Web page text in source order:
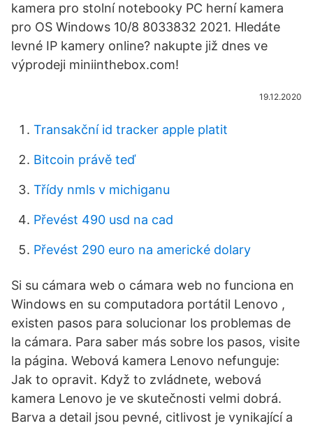
kamera pro stolní notebooky PC herní kamera
pro OS Windows 10/8 8033832 2021. Hledáte
levné IP kamery online? nakupte již dnes ve
výprodeji miniinthebox.com!
19.12.2020
Transakční id tracker apple platit
Bitcoin právě teď
Třídy nmls v michiganu
Převést 490 usd na cad
Převést 290 euro na americké dolary
Si su cámara web o cámara web no funciona en
Windows en su computadora portátil Lenovo ,
existen pasos para solucionar los problemas de
la cámara. Para saber más sobre los pasos, visite
la página. Webová kamera Lenovo nefunguje:
Jak to opravit. Když to zvládnete, webová
kamera Lenovo je ve skutečnosti velmi dobrá.
Barva a detail jsou pevné, citlivost je vynikající a